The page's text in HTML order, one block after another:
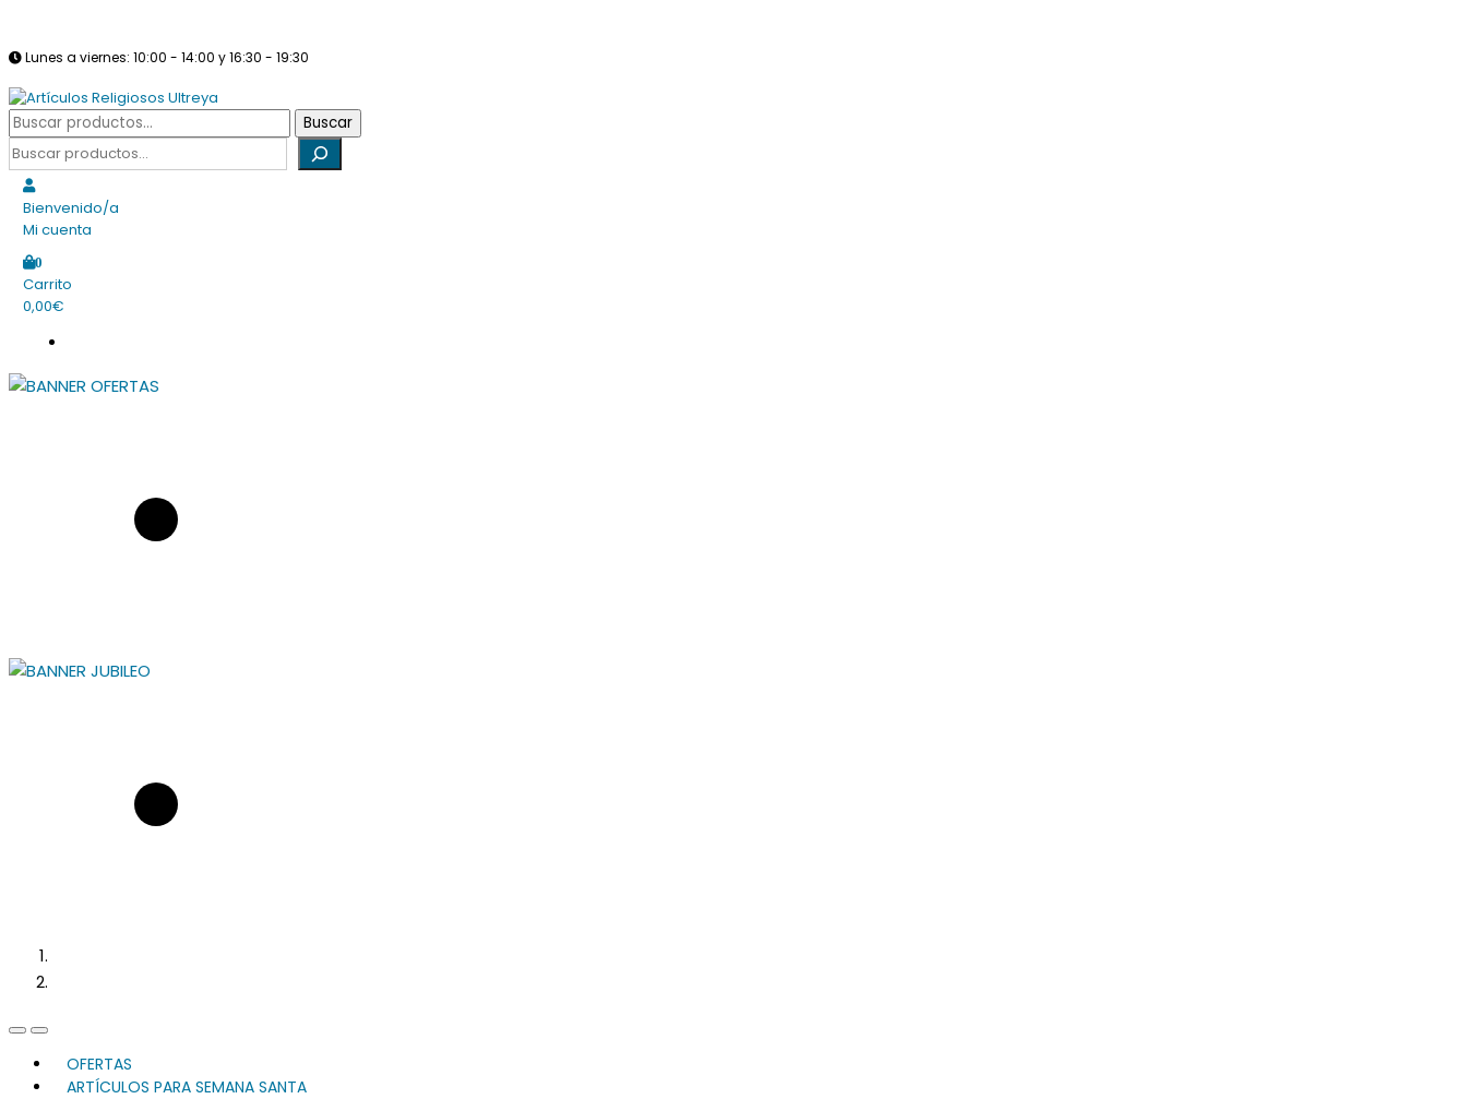
contenido
Lunes a viernes: 10:00 - 14:00 y 16:30 - 19:30
Artículos Religiosos Ultreya
Tienda online dedicada a la venta de todo tipo de artículos religiosos
Buscar
por:
Buscar
Buscar
Bienvenido/a
Mi cuenta
0
Carrito
0,00€
Previous
Slide
Next
SlideOFERTAS
ARTÍCULOS PARA SEMANA SANTA